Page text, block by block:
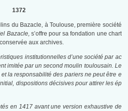
1372
du Bazacle, à Toulouse, première société
Bazacle, s’offre pour sa fondation une chart
aux archives.
institutionnelles d’une société par ac
imitée par un second moulin toulousain. Le
la responsabilité des pariers ne peut être e
dispositions décisives pour attirer les ép
en 1417 avant une version exhaustive de